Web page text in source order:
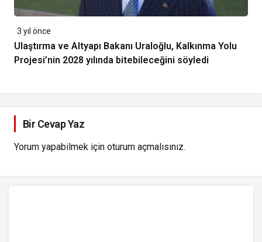
3 yıl önce
Ulaştırma ve Altyapı Bakanı Uraloğlu, Kalkınma Yolu
Projesi’nin 2028 yılında bitebileceğini söyledi
Bir Cevap Yaz
Yorum yapabilmek için oturum açmalısınız.